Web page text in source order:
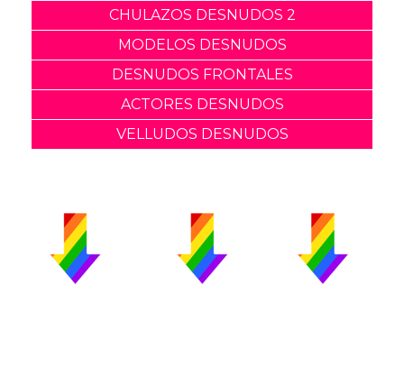
CHULAZOS DESNUDOS 2
MODELOS DESNUDOS
DESNUDOS FRONTALES
ACTORES DESNUDOS
VELLUDOS DESNUDOS